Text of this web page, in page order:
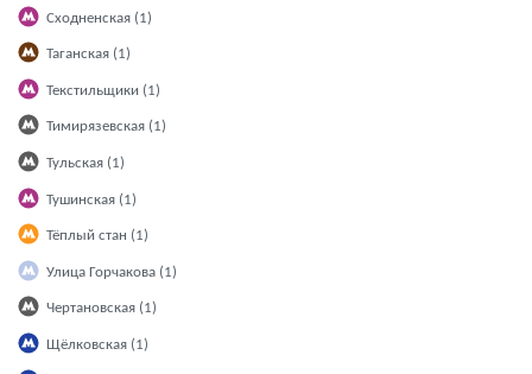
Сходненская (1)
Таганская (1)
Текстильщики (1)
Тимирязевская (1)
Тульская (1)
Тушинская (1)
Тёплый стан (1)
Улица Горчакова (1)
Чертановская (1)
Щёлковская (1)